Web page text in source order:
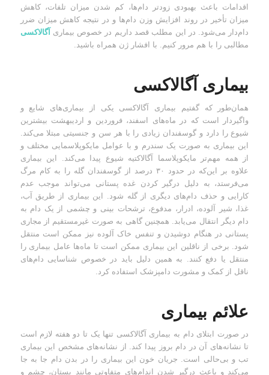
اقدامات باعث بهبودی زودتر دام‌ها، کم شدن میزان تلفات، کاهش
میزان تأخیر در روند افزایش وزن دام‌ها و در نتیجه کاهش میزان ضرر
دام‌دار می‌شود. در این مطلب قصد داریم در خصوص بیماری آگالاکسی
مطالبی را با هم مرور کنیم. با افشار ژن همراه باشید.
بیماری آگالاکسی
همان‌طور که گفتیم بیماری آگالاکسی یکی از بیماری‌های شایع و
واگیردار است که در ماه‌های اسفند، فروردین و اردیبهشت بیشترین
شیوع را دارد و گوسفندان زیادی را با هر سن و جنسیتی مبتلا می‌کند.
این بیماری به صورت یک سندرم و با عوامل مایکوپلاسمایی مختلف و
از همه مهم‌تر مایکوپلاسما آگالاکتیه شیوع پیدا می‌کند. این بیماری
علاوه بر این‌که در حدود ۳۰ درصد از گوسفندان گله را به کام مرگ
می‌فرستد، به دلیل درگیر کردن غده پستانی می‌تواند موجب عدم
کارایی و حذف دام‌های دیگری از گله شود. این بیماری از طریق آب،
غذا، شیر آلوده، ادرار، مدفوع، ترشحات بینی و چشمی از یک دام به
دام دیگر انتقال می‌یابد. همچنین گاهی به صورت غیرمستقیم از مجاری
پستانی در هنگام دوشیدن و تنفس خاک آلوده نیز ممکن است منتقل
شود. برخی از ناقلین این بیماری ممکن است تا ماه‌ها عامل بیماری را
منتقل یا دفع کنند. به همین دلیل باید در خصوص شناسایی دام‌های
ناقل از کمک و مشورت دامپزشک استفاده کرد.
علائم بیماری
در صورت ابتلای دام به بیماری آگالاکسی تنها یک تا دو هفته لازم است
تا نشانه‌های آن در دام بروز پیدا کند. از نشانه‌های مشخص این بیماری
تب و بی‌حالی است. جریان خون این بیماری را در بدن دام جا به جا
می‌کند و باعث درگیر شدن اندام‌های متفاوتی مانند پستان، چشم و